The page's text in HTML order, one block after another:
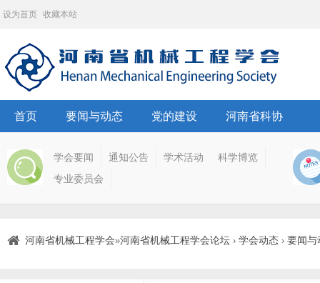
设为首页 收藏本站
首页 要闻与动态 党的建设 河南省科协
学会要闻 通知公告 学术活动
科学博览
专业委员会
河南省机械工程学会»河南省机械工程学会论坛 › 学会动态 › 要闻与